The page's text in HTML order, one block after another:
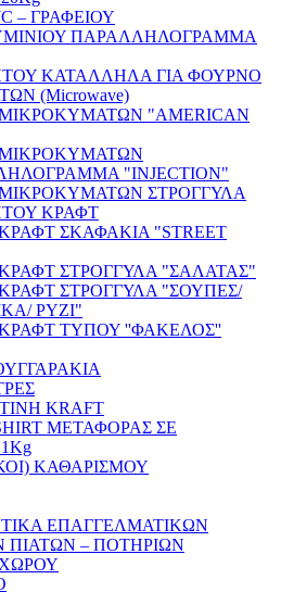
– ΓΡΑΦΕΙΟΥ
ΠΑΡΑΛΛΗΛΟΓΡΑΜΜΑ
ΚΑΤΑΛΛΗΛΑ ΓΙΑ ΦΟΥΡΝΟ
(Microwave)
"AMERICAN
"INJECTION"
ΣΤΡΟΓΓΥΛΑ
ΚΡΑΦΤ
ΣΚΑΦΑΚΙΑ "STREET
ΣΤΡΟΓΓΥΛΑ "ΣΑΛΑΤΑΣ"
ΣΤΡΟΓΓΥΛΑ "ΣΟΥΠΕΣ/
ΡΥΖΙ"
ΤΥΠΟΥ ''ΦΑΚΕΛΟΣ''
KRAFT
ΜΕΤΑΦΟΡΑΣ ΣΕ
ΚΑΘΑΡΙΣΜΟΥ
ΕΠΑΓΓΕΛΜΑΤΙΚΩΝ
ΠΙΑΤΩΝ – ΠΟΤΗΡΙΩΝ